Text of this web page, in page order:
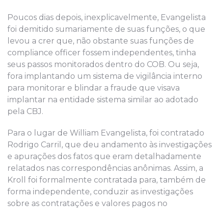
Poucos dias depois, inexplicavelmente, Evangelista
foi demitido sumariamente de suas funções, o que
levou a crer que, não obstante suas funções de
compliance officer fossem independentes, tinha
seus passos monitorados dentro do COB. Ou seja,
fora implantando um sistema de vigilância interno
para monitorar e blindar a fraude que visava
implantar na entidade sistema similar ao adotado
pela CBJ.
Para o lugar de William Evangelista, foi contratado
Rodrigo Carril , que deu andamento às investigações
e apurações dos fatos que eram detalhadamente
relatados nas correspondências anônimas. Assim, a
Kroll foi formalmente contratada para, também de
forma independente, conduzir as investigações
sobre as contratações e valores pagos no